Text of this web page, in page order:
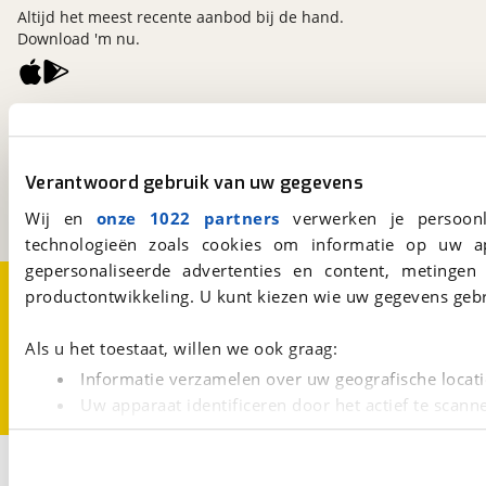
Verantwoord gebruik van uw gegevens
Wij en onze 1022 partners verwerken je
technologieën zoals cookies om informatie op
gepersonaliseerde advertenties en content,
productontwikkeling. U kunt kiezen wie uw gegevens
Als u het toestaat, willen we ook graag:
Informatie verzamelen over uw geografische
Uw apparaat identificeren door het actief te
Lees meer over hoe uw persoonlijke gegevens worden
3981 AJ
Bunnik
Een initiatief van
BOVAG
Altijd het meest recente aanbod bij de hand.
Download 'm nu.
Over viaBOVAG.nl Disclaimer- en Privacyverklaring
CookievoorkeurenVacatures